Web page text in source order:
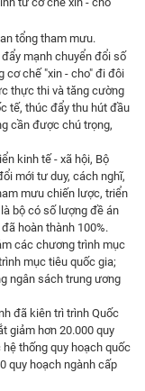
tổng tham mưu.
mạnh chuyển đổi số
cơ chế "xin - cho" đi đôi
thực thi và tăng cường
tế, thúc đẩy thu hút đầu
cần được chú trọng,
kinh tế - xã hội, Bộ
mới tư duy, cách nghĩ,
mưu chiến lược, triển
bộ có số lượng đề án
hoàn thành 100%.
các chương trình mục
mục tiêu quốc gia;
ngân sách trung ương
đã kiên trì trình Quốc
giảm hơn 20.000 quy
thống quy hoạch quốc
quy hoạch ngành cấp